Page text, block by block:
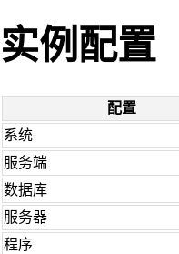
实例配置
配置
系统
服务端
数据库
服务器
程序